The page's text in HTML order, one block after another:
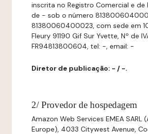
inscrita no Registro Comercial e de
de - sob o número
81380060400023, com sede em
Fleury 91190 Gif Sur Yvette, Nº de
FR94813800604, tel: -, email: -
Diretor de publicação: - / -.
2/ Provedor de hospedagem
Amazon Web Services EMEA SARL
Europe), 4033 Citywest Avenue,